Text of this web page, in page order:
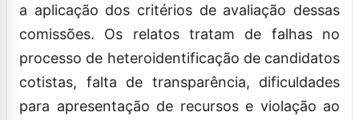
a aplicação dos critérios de avaliação dessas
comissões. Os relatos tratam de falhas no
processo de heteroidentificação de candidatos
cotistas, falta de transparência, dificuldades
para apresentação de recursos e violação ao